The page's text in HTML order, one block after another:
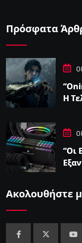
Πρόσφατα
Η
“Οι
Ακολουθήστε